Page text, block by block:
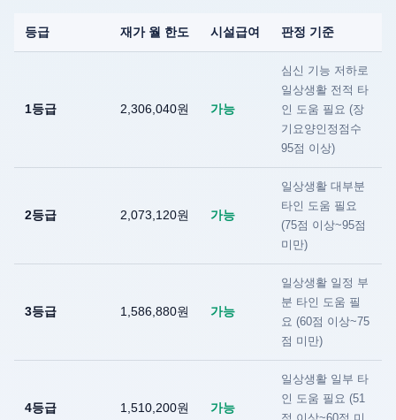
등급 재가 월 한도 시설급여 판정 기준
1등급 2,306,040원 가능
심신 기능 저하로
일상생활 전적 타
인 도움 필요 (장
기요양인정점수
95점 이상)
2등급 2,073,120원 가능
일상생활 대부분
타인 도움 필요
(75점 이상~95점
미만)
3등급 1,586,880원 가능
일상생활 일정 부
분 타인 도움 필
요 (60점 이상~75
점 미만)
4등급 1,510,200원 가능
일상생활 일부 타
인 도움 필요 (51